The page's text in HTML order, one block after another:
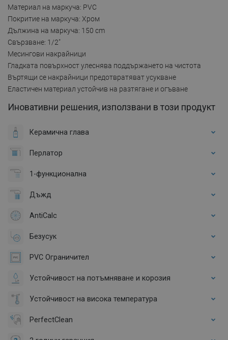
Материал на маркуча: PVC
Покритие на маркуча: Хром
Дължина на маркуча: 150 cm
Свързване: 1/2"
Месингови накрайници
Гладката повърхност улеснява поддържането на чистота
Въртящи се накрайници предотвратяват усукване
Еластичен материал устойчив на разтягане и огъване
Иновативни решения, използвани в този продукт
Керамична глава
Перлатор
1-функционална
Дъжд
AntiCalc
Безусук
PVC Ограничител
Устойчивост на потъмняване и корозия
Устойчивост на висока температура
PerfectClean